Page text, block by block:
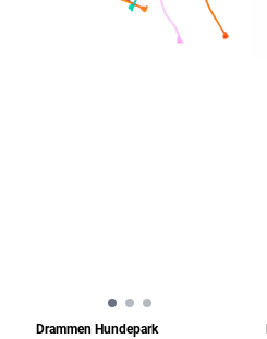
Drammen Hundepark